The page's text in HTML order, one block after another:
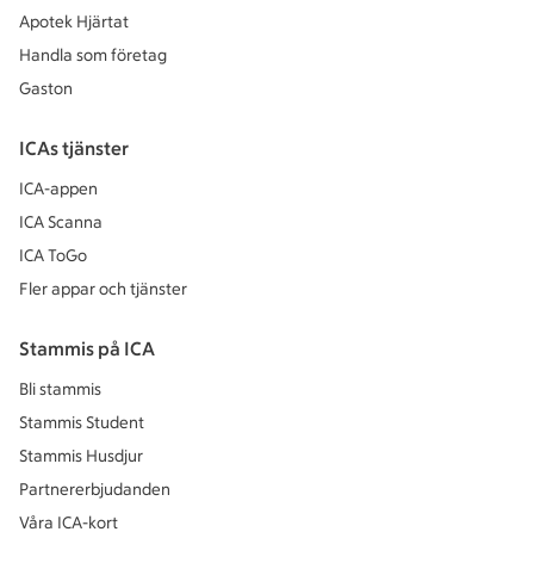
Apotek Hjärtat
Handla som företag
Gaston
ICAs tjänster
ICA-appen
ICA Scanna
ICA ToGo
Fler appar och tjänster
Stammis på ICA
Bli stammis
Stammis Student
Stammis Husdjur
Partnererbjudanden
Våra ICA-kort